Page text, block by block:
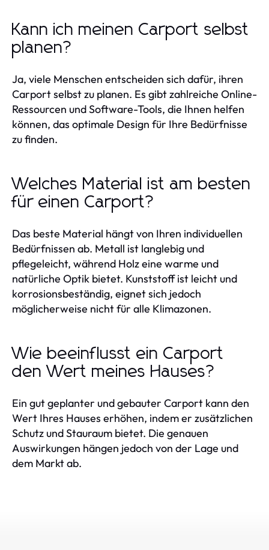
Kann ich meinen Carport selbst
planen?
Ja, viele Menschen entscheiden sich dafür, ihren
Carport selbst zu planen. Es gibt zahlreiche Online-
Ressourcen und Software-Tools, die Ihnen helfen
können, das optimale Design für Ihre Bedürfnisse
zu finden.
Welches Material ist am besten
für einen Carport?
Das beste Material hängt von Ihren individuellen
Bedürfnissen ab. Metall ist langlebig und
pflegeleicht, während Holz eine warme und
natürliche Optik bietet. Kunststoff ist leicht und
korrosionsbeständig, eignet sich jedoch
möglicherweise nicht für alle Klimazonen.
Wie beeinflusst ein Carport
den Wert meines Hauses?
Ein gut geplanter und gebauter Carport kann den
Wert Ihres Hauses erhöhen, indem er zusätzlichen
Schutz und Stauraum bietet. Die genauen
Auswirkungen hängen jedoch von der Lage und
dem Markt ab.